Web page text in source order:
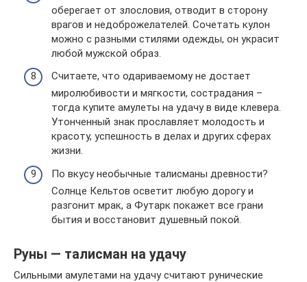
оберегает от злословия, отводит в сторону
врагов и недоброжелателей. Сочетать кулон
можно с разными стилями одежды, он украсит
любой мужской образ.
Считаете, что одариваемому не достает
миролюбивости и мягкости, сострадания –
тогда купите амулеты на удачу в виде клевера.
Утонченный знак прославляет молодость и
красоту, успешность в делах и других сферах
жизни.
По вкусу необычные талисманы древности?
Солнце Кельтов осветит любую дорогу и
разгонит мрак, а Футарк покажет все грани
бытия и восстановит душевный покой.
Руны — талисман на удачу
Сильными амулетами на удачу считают рунические